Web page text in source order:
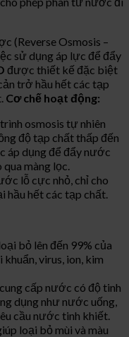
(Reverse Osmosis –
sử dụng áp lực để đẩy
được thiết kế đặc biệt
trở hầu hết các tạp
Cơ chế hoạt động:
osmosis tự nhiên
độ tạp chất thấp đến
áp dụng để đẩy nước
màng lọc.
lỗ cực nhỏ, chỉ cho
hầu hết các tạp chất.
bỏ lên đến 99% của
virus, ion, kim
cấp nước có độ tinh
dụng như nước uống,
cầu nước tinh khiết.
loại bỏ mùi và màu